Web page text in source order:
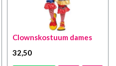
Clownskostuum dames
32 ,50